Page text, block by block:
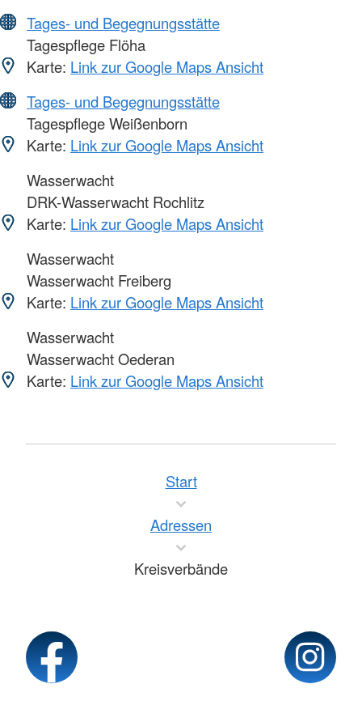
Tages- und Begegnungsstätte
Tagespflege Flöha
Karte: Link zur Google Maps Ansicht
Tages- und Begegnungsstätte
Tagespflege Weißenborn
Karte: Link zur Google Maps Ansicht
Wasserwacht
DRK-Wasserwacht Rochlitz
Karte: Link zur Google Maps Ansicht
Wasserwacht
Wasserwacht Freiberg
Karte: Link zur Google Maps Ansicht
Wasserwacht
Wasserwacht Oederan
Karte: Link zur Google Maps Ansicht
Start
Adressen
Kreisverbände